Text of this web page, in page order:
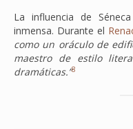
La influencia de
inmensa. Durante el
como un oráculo de
maestro de estilo
dramáticas.”8